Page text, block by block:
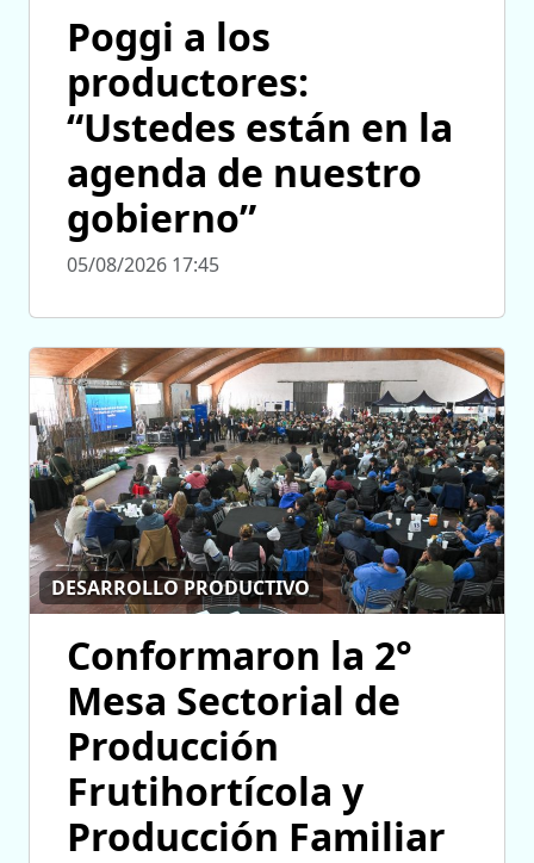
Poggi a los
productores:
“Ustedes están en la
agenda de nuestro
gobierno”
05/08/2026 17:45
DESARROLLO PRODUCTIVO
Conformaron la 2°
Mesa Sectorial de
Producción
Frutihortícola y
Producción Familiar